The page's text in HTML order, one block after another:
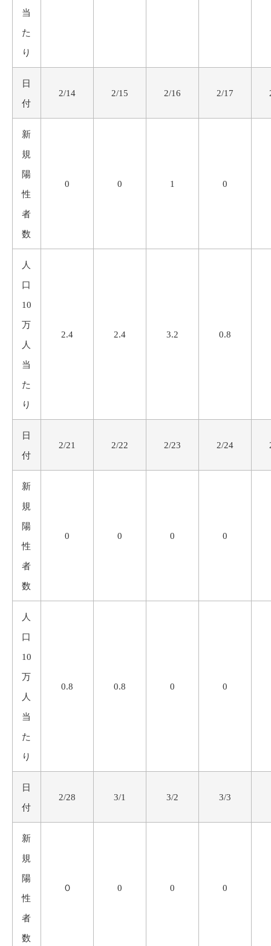
当
た
り
日
付
2/14 2/15 2/16 2/17
新
規
陽
性
者
数
0 0 1 0
人
口
10
万
人
当
た
り
2.4 2.4 3.2 0.8
日
付
2/21 2/22 2/23 2/24
新
規
陽
性
者
数
0 0 0 0
人
口
10
万
人
当
た
り
0.8 0.8 0 0
日
付
2/28 3/1 3/2 3/3
新
規
陽
性
者
数
０ 0 0 0